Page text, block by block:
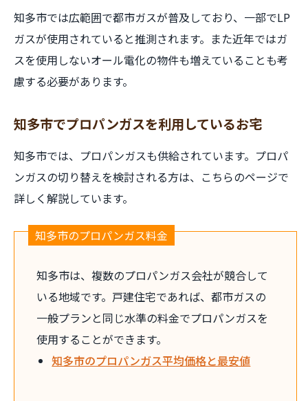
知多市では広範囲で都市ガスが普及しており、一部でLP
ガスが使用されていると推測されます。また近年ではガ
スを使用しないオール電化の物件も増えていることも考
慮する必要があります。
知多市でプロパンガスを利用しているお宅
知多市では、プロパンガスも供給されています。プロパ
ンガスの切り替えを検討される方は、こちらのページで
詳しく解説しています。
知多市のプロパンガス料金
知多市は、複数のプロパンガス会社が競合して
いる地域です。戸建住宅であれば、都市ガスの
一般プランと同じ水準の料金でプロパンガスを
使用することができます。
知多市のプロパンガス平均価格と最安値